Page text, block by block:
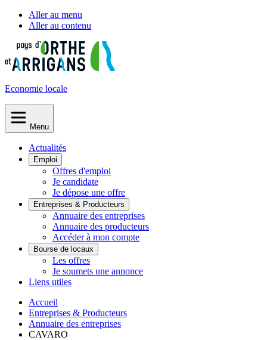
Aller au menu
Aller au contenu
Economie locale
Menu
Actualités
Emploi
Offres d'emploi
Je candidate
Je dépose une offre
Entreprises & Producteurs
Annuaire des entreprises
Annuaire des producteurs
Accéder à mon compte
Bourse de locaux
Les offres
Je soumets une annonce
Liens utiles
Accueil
Entreprises & Producteurs
Annuaire des entreprises
CAVARO